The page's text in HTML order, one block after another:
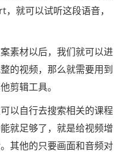
就可以试听这段语音，
材以后，我们就可以进
的视频，那么就需要用到
剪辑工具。
自行去搜索相关的课程
就足够了，就是给视频增
其他的只要画面和音频对